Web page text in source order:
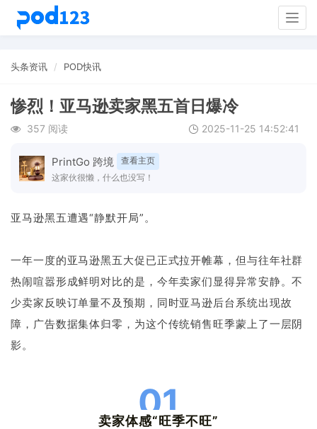
头条资讯 POD快讯
惨烈！亚马逊卖家黑五首日爆冷
357 阅读 2025-11-25 14:52:41
PrintGo 跨境
查看主页
这家伙很懒，什么也没写！
亚马逊黑五遭遇“静默开局”。
一年一度的亚马逊黑五大促已正式拉开帷幕，但与往年社群
热闹喧嚣形成鲜明对比的是，今年卖家们显得异常安静。不
少卖家反映订单量不及预期，同时亚马逊后台系统出现故
障，广告数据集体归零，为这个传统销售旺季蒙上了一层阴
影。
01
卖家体感“旺季不旺”